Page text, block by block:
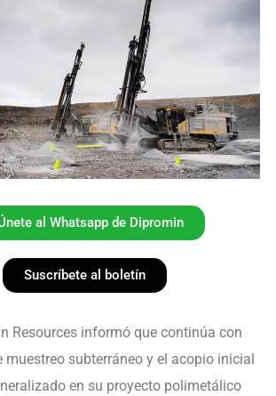
al Whatsapp de Dipromin
Suscríbete al boletín
Resources informó que continúa con
muestreo subterráneo y el acopio inicial
en su proyecto polimetálico